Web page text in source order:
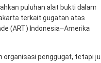
puluhan alat bukti dalam
terkait gugatan atas
(ART) Indonesia–Amerika
organisasi penggugat, tetapi